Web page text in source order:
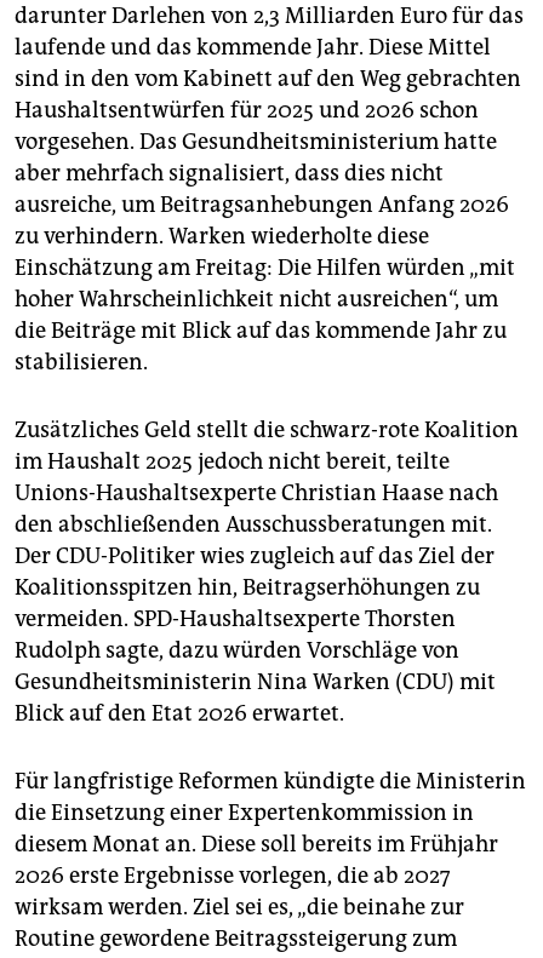
darunter Darlehen von 2,3 Milliarden Euro für das
laufende und das kommende Jahr. Diese Mittel
sind in den vom Kabinett auf den Weg gebrachten
Haushaltsentwürfen für 2025 und 2026 schon
vorgesehen. Das Gesundheitsministerium hatte
aber mehrfach signalisiert, dass dies nicht
ausreiche, um Beitragsanhebungen Anfang 2026
zu verhindern. Warken wiederholte diese
Einschätzung am Freitag: Die Hilfen würden „mit
hoher Wahrscheinlichkeit nicht ausreichen“, um
die Beiträge mit Blick auf das kommende Jahr zu
stabilisieren.
Zusätzliches Geld stellt die schwarz-rote Koalition
im Haushalt 2025 jedoch nicht bereit, teilte
Unions-Haushaltsexperte Christian Haase nach
den abschließenden Ausschussberatungen mit.
Der CDU-Politiker wies zugleich auf das Ziel der
Koalitionsspitzen hin, Beitragserhöhungen zu
vermeiden. SPD-Haushaltsexperte Thorsten
Rudolph sagte, dazu würden Vorschläge von
Gesundheitsministerin Nina Warken (CDU) mit
Blick auf den Etat 2026 erwartet.
Für langfristige Reformen kündigte die Ministerin
die Einsetzung einer Expertenkommission in
diesem Monat an. Diese soll bereits im Frühjahr
2026 erste Ergebnisse vorlegen, die ab 2027
wirksam werden. Ziel sei es, „die beinahe zur
Routine gewordene Beitragssteigerung zum